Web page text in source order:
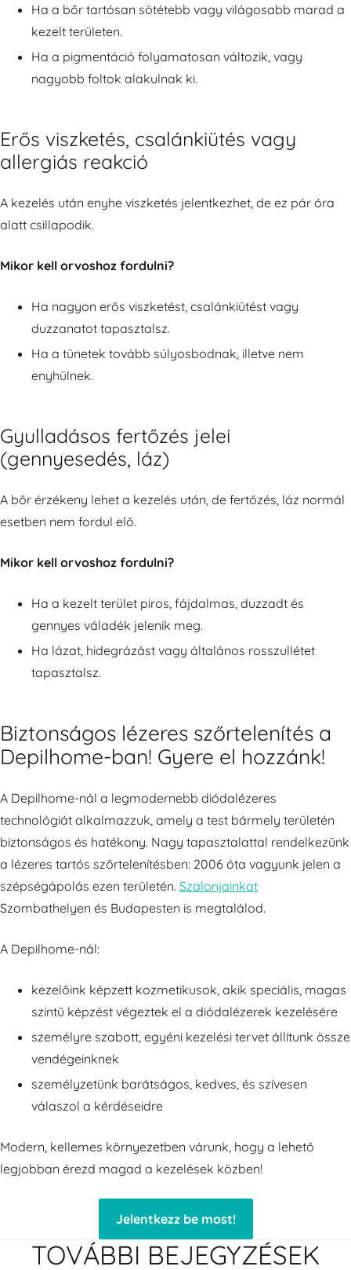
Ha a bőr tartósan sötétebb vagy világosabb marad a
kezelt területen.
Ha a pigmentáció folyamatosan változik, vagy
nagyobb foltok alakulnak ki.
Erős viszketés, csalánkiütés vagy
allergiás reakció
A kezelés után enyhe viszketés jelentkezhet, de ez pár óra
alatt csillapodik.
Mikor kell orvoshoz fordulni?
Ha nagyon erős viszketést, csalánkiütést vagy
duzzanatot tapasztalsz.
Ha a tünetek tovább súlyosbodnak, illetve nem
enyhülnek.
Gyulladásos fertőzés jelei
(gennyesedés, láz)
A bőr érzékeny lehet a kezelés után, de fertőzés, láz normál
esetben nem fordul elő.
Mikor kell orvoshoz fordulni?
Ha a kezelt terület piros, fájdalmas, duzzadt és
gennyes váladék jelenik meg.
Ha lázat, hidegrázást vagy általános rosszullétet
tapasztalsz.
Biztonságos lézeres szőrtelenítés a
Depilhome-ban! Gyere el hozzánk!
A Depilhome-nál a legmodernebb diódalézeres
technológiát alkalmazzuk, amely a test bármely területén
biztonságos és hatékony. Nagy tapasztalattal rendelkezünk
a lézeres tartós szőrtelenítésben: 2006 óta vagyunk jelen a
szépségápolás ezen területén. Szalonjainkat
Szombathelyen és Budapesten is megtalálod.
A Depilhome-nál:
kezelőink képzett kozmetikusok, akik speciális, magas
szintű képzést végeztek el a diódalézerek kezelésére
személyre szabott, egyéni kezelési tervet állítunk össze
vendégeinknek
személyzetünk barátságos, kedves, és szívesen
válaszol a kérdéseidre
Modern, kellemes környezetben várunk, hogy a lehető
legjobban érezd magad a kezelések közben!
Jelentkezz be most!
TOVÁBBI BEJEGYZÉSEK